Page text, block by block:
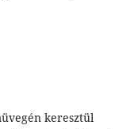
keresztül